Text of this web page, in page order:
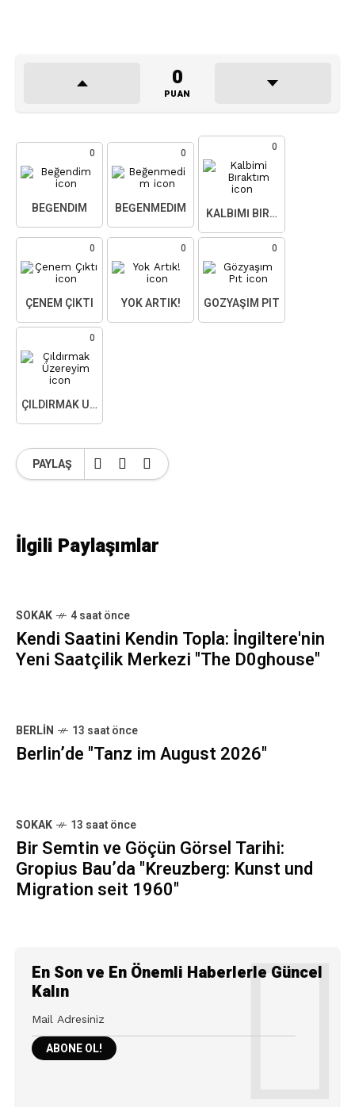
0
PUAN
0
BEĞENDIM
0
BEĞENMEDIM
0
KALBIMI BIRAKTIM
0
ÇENEM ÇIKTI
0
YOK ARTIK!
0
GÖZYAŞIM PIT
0
ÇILDIRMAK ÜZEREYIM
PAYLAŞ
İlgili Paylaşımlar
SOKAK 4 saat önce
Kendi Saatini Kendin Topla: İngiltere'nin
Yeni Saatçilik Merkezi "The D0ghouse"
BERLIN 13 saat önce
Berlin’de "Tanz im August 2026"
SOKAK 13 saat önce
Bir Semtin ve Göçün Görsel Tarihi:
Gropius Bau’da "Kreuzberg: Kunst und
Migration seit 1960"
En Son ve En Önemli Haberlerle Güncel
Kalın